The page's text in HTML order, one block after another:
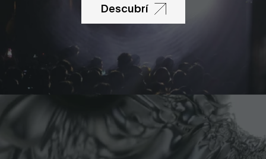
Descubrí